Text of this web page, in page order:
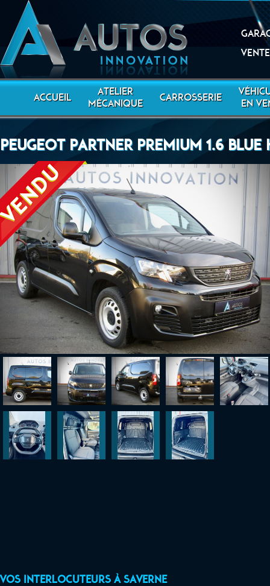
ACCUEIL
ATELIER
MÉCANIQUE
CARROSSERIE
EN
PEUGEOT PARTNER PREMIUM 1.6 BLUE
Vos interlocuteurs à Saverne